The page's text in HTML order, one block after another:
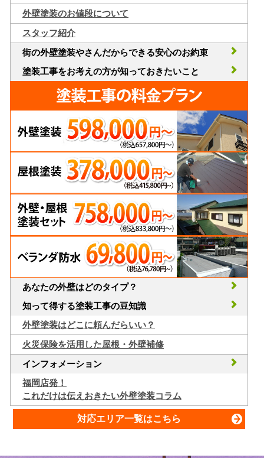
外壁塗装のお値段について
スタッフ紹介
街の外壁塗装やさんだからできる安心のお約束
塗装工事をお考えの方が知っておきたいこと
あなたの外壁はどのタイプ？
知って得する塗装工事の豆知識
外壁塗装はどこに頼んだらいい？
火災保険を活用した屋根・外壁補修
インフォメーション
福岡店発！
これだけは伝えおきたい外壁塗装コラム
対応エリア一覧はこちら